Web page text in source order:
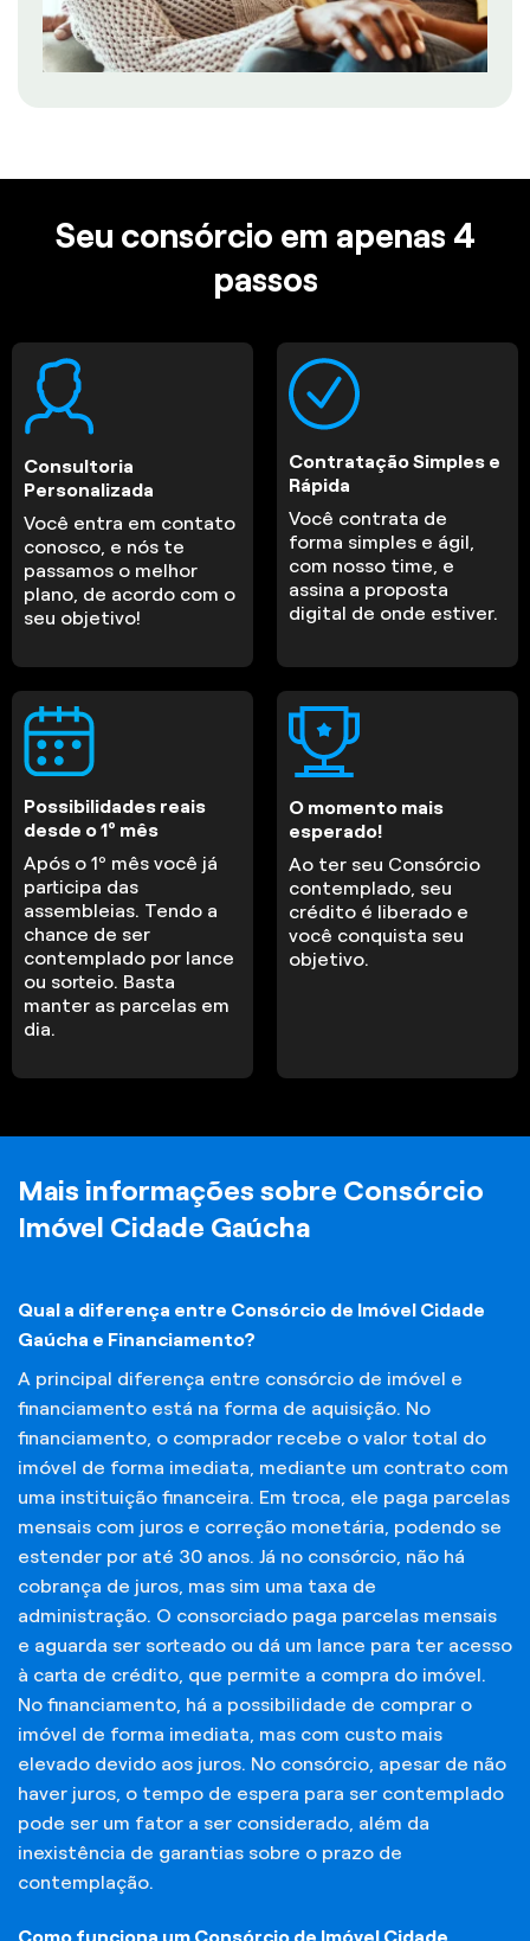
Seu consórcio em apenas 4
passos
Consultoria
Personalizada
Você entra em contato
conosco, e nós te
passamos o melhor
plano, de acordo com o
seu objetivo!
Contratação Simples e
Rápida
Você contrata de
forma simples e ágil,
com nosso time, e
assina a proposta
digital de onde estiver.
Possibilidades reais
desde o 1º mês
Após o 1º mês você já
participa das
assembleias. Tendo a
chance de ser
contemplado por lance
ou sorteio. Basta
manter as parcelas em
dia.
O momento mais
esperado!
Ao ter seu Consórcio
contemplado, seu
crédito é liberado e
você conquista seu
objetivo.
Mais informações sobre Consórcio
Imóvel Cidade Gaúcha
Qual a diferença entre Consórcio de Imóvel Cidade
Gaúcha e Financiamento?
A principal diferença entre consórcio de imóvel e
financiamento está na forma de aquisição. No
financiamento, o comprador recebe o valor total do
imóvel de forma imediata, mediante um contrato com
uma instituição financeira. Em troca, ele paga parcelas
mensais com juros e correção monetária, podendo se
estender por até 30 anos. Já no consórcio, não há
cobrança de juros, mas sim uma taxa de
administração. O consorciado paga parcelas mensais
e aguarda ser sorteado ou dá um lance para ter acesso
à carta de crédito, que permite a compra do imóvel.
No financiamento, há a possibilidade de comprar o
imóvel de forma imediata, mas com custo mais
elevado devido aos juros. No consórcio, apesar de não
haver juros, o tempo de espera para ser contemplado
pode ser um fator a ser considerado, além da
inexistência de garantias sobre o prazo de
contemplação.